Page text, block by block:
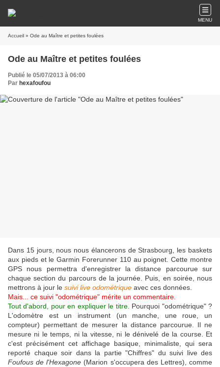
MENU
Accueil » Ode au Maître et petites foulées
Ode au Maître et petites foulées
Publié le 05/07/2013 à 06:00
Par hexafoufou
Dans 15 jours, nous nous élancerons de Strasbourg, les baskets
aux pieds et le Garmin Forerunner 110 au poignet. Cette montre
GPS nous permettra d'enregistrer la distance parcourue sur
chaque section du parcours de la journée. Puis, en soirée, nous
mettrons à jour le suivi live odométrique avec ces données.
Mais... ce suivi "odométrique" mérite un commentaire.
Tout d'abord, pour en expliquer le titre. Pourquoi "odométrique" ?
L'odomètre est un instrument (un manche, une roue, un
compteur) permettant de mesurer la distance parcourue.
Il ne
mesure ni le temps, ni la vitesse, ni le dénivelé de la course. Et
c'est précisément cet affichage basique, minimaliste, qui sera
reporté chaque soir dans la partie "Chiffres" du suivi live des
Foufous de l'Hexagone (Marion s'occupera des Lettres), comme